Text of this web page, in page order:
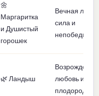
🌼
Маргаритка
и Душистый
горошек
Вечная
сила и
🌿 Ландыш
любовь и
плодородие